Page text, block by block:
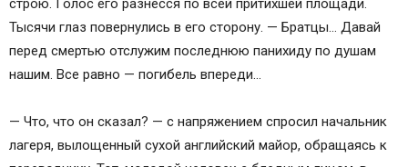
строю. Голос его разнесся по всей притихшей площади.
Тысячи глаз повернулись в его сторону. — Братцы… Давай
перед смертью отслужим последнюю панихиду по душам
нашим. Все равно — погибель впереди…
— Что, что он сказал? — с напряжением спросил начальник
лагеря, вылощенный сухой английский майор, обращаясь к